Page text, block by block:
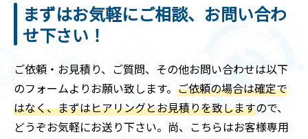
まずはお気軽にご相談、お問い合わ
せ下さい！
ご依頼・お見積り、ご質問、その他お問い合わせは以下
のフォームよりお願い致します。 ご依頼の場合は確定で
はなく、まずはヒアリングとお見積りを致しますので、
どうぞお気軽にお送り下さい。尚、こちらはお客様専用